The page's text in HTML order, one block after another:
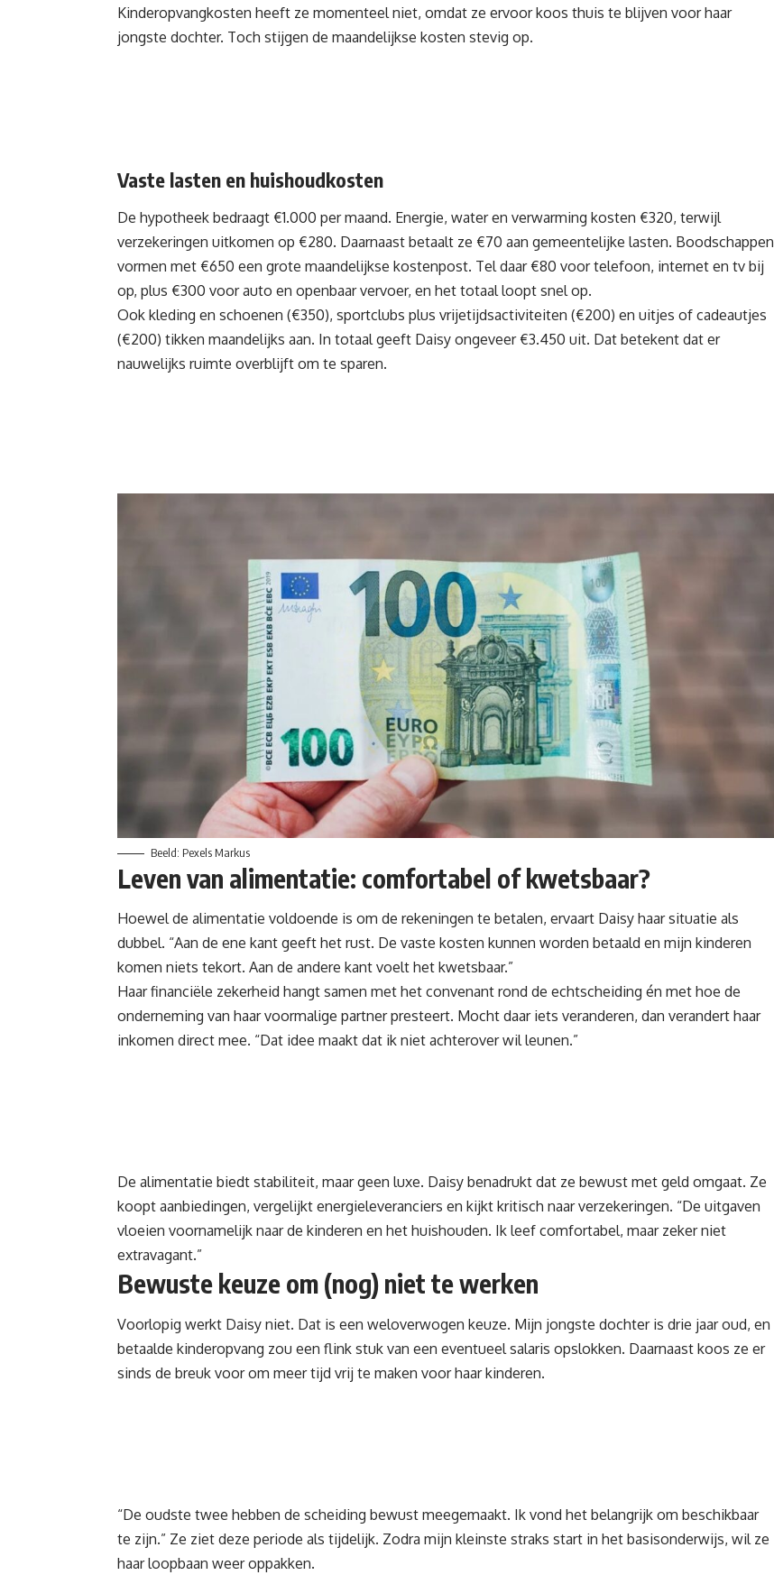
Kinderopvangkosten heeft ze momenteel niet, omdat ze ervoor koos thuis te blijven voor haar
jongste dochter. Toch stijgen de maandelijkse kosten stevig op.
Vaste lasten en huishoudkosten
De hypotheek bedraagt €1.000 per maand. Energie, water en verwarming kosten €320, terwijl
verzekeringen uitkomen op €280. Daarnaast betaalt ze €70 aan gemeentelijke lasten. Boodschappen
vormen met €650 een grote maandelijkse kostenpost. Tel daar €80 voor telefoon, internet en tv bij
op, plus €300 voor auto en openbaar vervoer, en het totaal loopt snel op.
Ook kleding en schoenen (€350), sportclubs plus vrijetijdsactiviteiten (€200) en uitjes of cadeautjes
(€200) tikken maandelijks aan. In totaal geeft Daisy ongeveer €3.450 uit. Dat betekent dat er
nauwelijks ruimte overblijft om te sparen.
Beeld: Pexels Markus
Leven van alimentatie: comfortabel of kwetsbaar?
Hoewel de alimentatie voldoende is om de rekeningen te betalen, ervaart Daisy haar situatie als
dubbel. “Aan de ene kant geeft het rust. De vaste kosten kunnen worden betaald en mijn kinderen
komen niets tekort. Aan de andere kant voelt het kwetsbaar.”
Haar financiële zekerheid hangt samen met het convenant rond de echtscheiding én met hoe de
onderneming van haar voormalige partner presteert. Mocht daar iets veranderen, dan verandert haar
inkomen direct mee. “Dat idee maakt dat ik niet achterover wil leunen.”
De alimentatie biedt stabiliteit, maar geen luxe. Daisy benadrukt dat ze bewust met geld omgaat. Ze
koopt aanbiedingen, vergelijkt energieleveranciers en kijkt kritisch naar verzekeringen. “De uitgaven
vloeien voornamelijk naar de kinderen en het huishouden. Ik leef comfortabel, maar zeker niet
extravagant.”
Bewuste keuze om (nog) niet te werken
Voorlopig werkt Daisy niet. Dat is een weloverwogen keuze. Mijn jongste dochter is drie jaar oud, en
betaalde kinderopvang zou een flink stuk van een eventueel salaris opslokken. Daarnaast koos ze er
sinds de breuk voor om meer tijd vrij te maken voor haar kinderen.
“De oudste twee hebben de scheiding bewust meegemaakt. Ik vond het belangrijk om beschikbaar
te zijn.” Ze ziet deze periode als tijdelijk. Zodra mijn kleinste straks start in het basisonderwijs, wil ze
haar loopbaan weer oppakken.